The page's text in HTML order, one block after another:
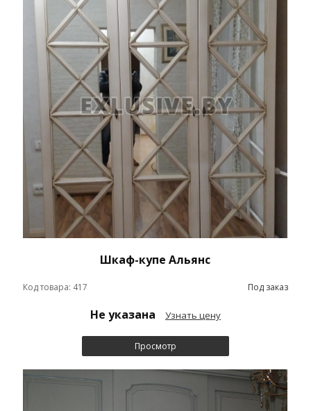
Шкаф-купе Альянс
Код товара: 417 Под заказ
Не указана Узнать цену
Просмотр